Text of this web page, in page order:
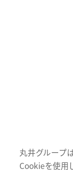
丸井グループ
Cookieを使用